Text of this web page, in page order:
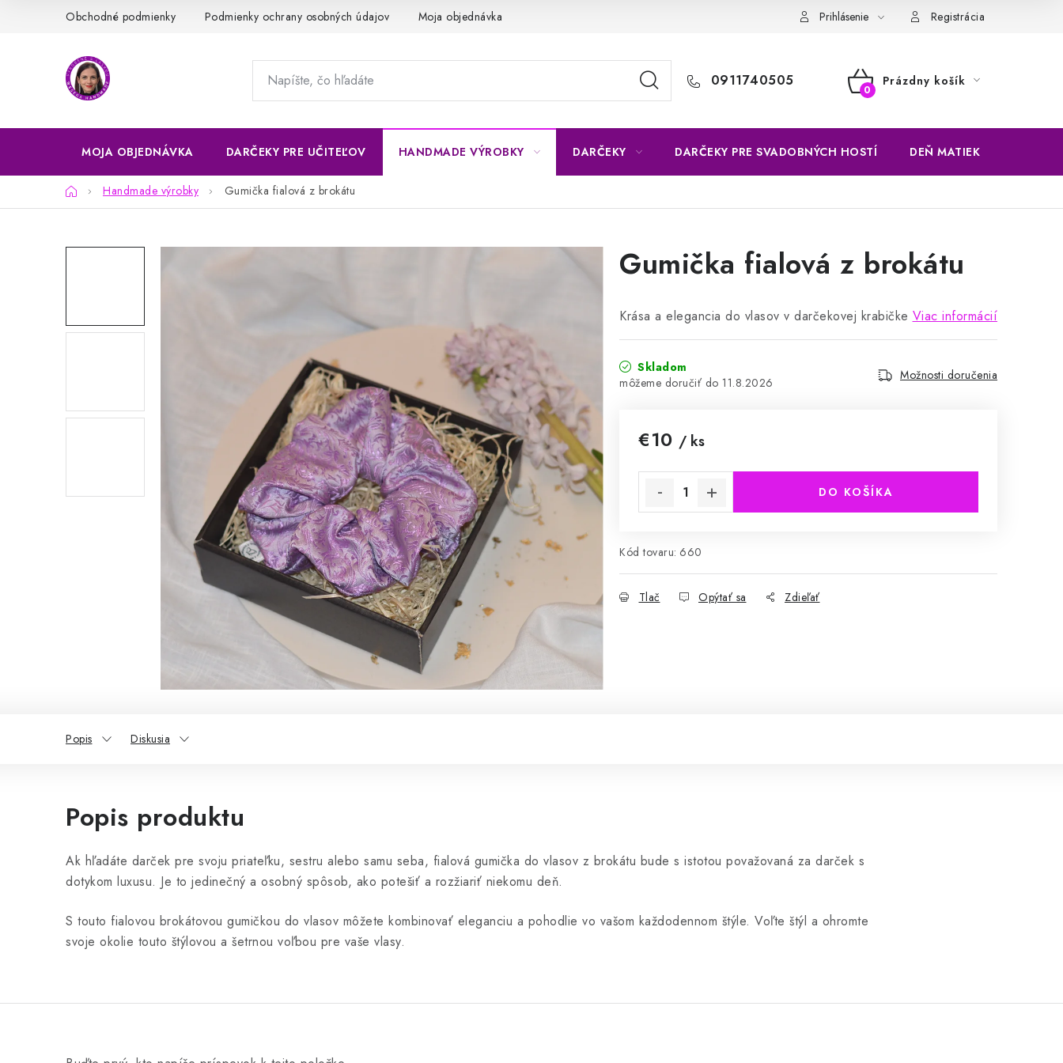
Obchodné podmienky Podmienky ochrany osobných údajov Moja objednávka Prihlásenie Registrácia
0911740505
NÁKUPNÝ
Prázdny košík
MOJA OBJEDNÁVKA DARČEKY PRE UČITEĽOV HANDMADE VÝROBKY DARČEKY DARČEKY PRE SVADOBNÝCH HOSTÍ DEŇ MATIEK
DomovHandmade výrobky Gumička fialová z brokátu
Gumička fialová z brokátu
Krása a elegancia do vlasov v darčekovej krabičke Viac informácií
Skladom
11.8.2026
Možnosti doručenia
€10 / ks
DO KOŠÍKA
Kód tovaru: 660
Tlač Opýtať sa Zdieľať
Popis Diskusia
Popis produktu
Ak hľadáte darček pre svoju priateľku, sestru alebo samu seba, fialová gumička do vlasov z brokátu bude s istotou považovaná za darček s
dotykom luxusu. Je to jedinečný a osobný spôsob, ako potešiť a rozžiariť niekomu deň.
S touto fialovou brokátovou gumičkou do vlasov môžete kombinovať eleganciu a pohodlie vo vašom každodennom štýle. Voľte štýl a ohromte
svoje okolie touto štýlovou a šetrnou voľbou pre vaše vlasy.